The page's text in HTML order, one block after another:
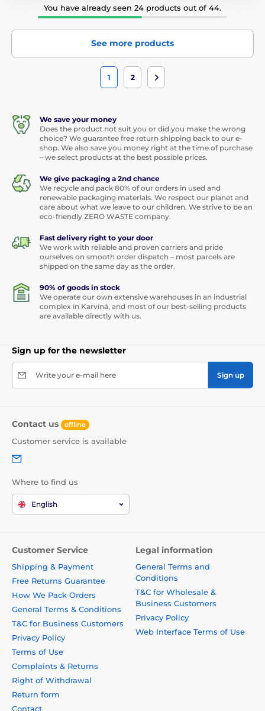
You have already seen 24 products out of 44.
See more products
1 2
We save your money
Does the product not suit you or did you make the wrong
choice? We guarantee free return shipping back to our e-
shop. We also save you money right at the time of purchase
– we select products at the best possible prices.
We give packaging a 2nd chance
We recycle and pack 80% of our orders in used and
renewable packaging materials. We respect our planet and
care about what we leave to our children. We strive to be an
eco-friendly ZERO WASTE company.
Fast delivery right to your door
We work with reliable and proven carriers and pride
ourselves on smooth order dispatch – most parcels are
shipped on the same day as the order.
90% of goods in stock
We operate our own extensive warehouses in an industrial
complex in Karviná, and most of our best-selling products
are available directly with us.
Sign up for the newsletter
Write your e-mail here Sign up
Contact us offline
Customer service is available
Where to find us
English
Customer Service
Shipping & Payment
Free Returns Guarantee
How We Pack Orders
General Terms & Conditions
T&C for Business Customers
Privacy Policy
Terms of Use
Complaints & Returns
Right of Withdrawal
Return form
Contact
Legal information
General Terms and
Conditions
T&C for Wholesale &
Business Customers
Privacy Policy
Web Interface Terms of Use